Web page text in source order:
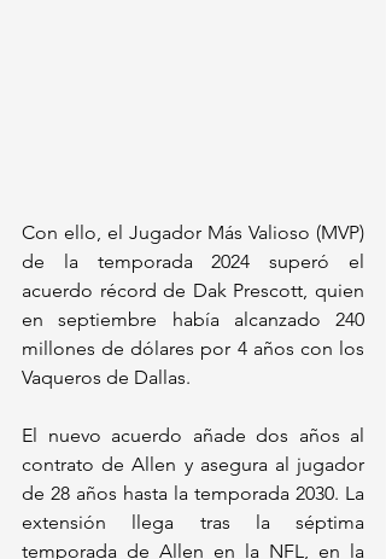
Con ello, el Jugador Más Valioso (MVP)
de la temporada 2024 superó el
acuerdo récord de Dak Prescott, quien
en septiembre había alcanzado 240
millones de dólares por 4 años con los
Vaqueros de Dallas.
El nuevo acuerdo añade dos años al
contrato de Allen y asegura al jugador
de 28 años hasta la temporada 2030. La
extensión llega tras la séptima
temporada de Allen en la NFL, en la